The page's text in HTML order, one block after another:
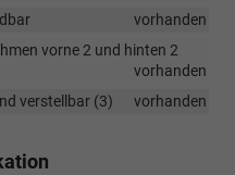
vorhanden
vorne 2 und hinten 2
vorhanden
verstellbar (3)
vorhanden